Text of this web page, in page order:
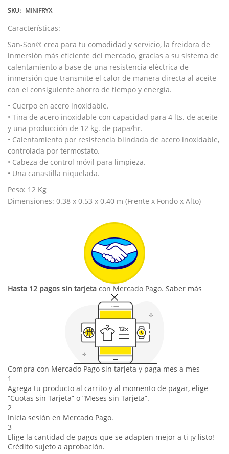
SKU: MINIFRYX
Características:
San-Son® crea para tu comodidad y servicio, la freidora de
inmersión más eficiente del mercado, gracias a su sistema de
calentamiento a base de una resistencia eléctrica de
inmersión que transmite el calor de manera directa al aceite
con el consiguiente ahorro de tiempo y energía.
• Cuerpo en acero inoxidable.
• Tina de acero inoxidable con capacidad para 4 lts. de aceite
y una producción de 12 kg. de papa/hr.
• Calentamiento por resistencia blindada de acero inoxidable,
controlada por termostato.
• Cabeza de control móvil para limpieza.
• Una canastilla niquelada.
Peso: 12 Kg
Dimensiones: 0.38 x 0.53 x 0.40 m (Frente x Fondo x Alto)
Hasta 12 pagos sin tarjeta con Mercado Pago. Saber más
Compra con Mercado Pago sin tarjeta y paga mes a mes
1
Agrega tu producto al carrito y al momento de pagar, elige
“Cuotas sin Tarjeta” o “Meses sin Tarjeta”.
2
Inicia sesión en Mercado Pago.
3
Elige la cantidad de pagos que se adapten mejor a ti ¡y listo!
Crédito sujeto a aprobación.